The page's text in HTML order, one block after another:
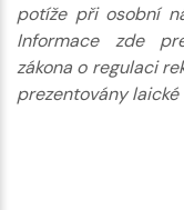
potíže při osobní
Informace zde
zákona o regulaci
prezentovány laické